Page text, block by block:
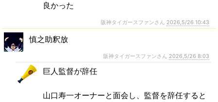
良かった
阪神タイガースファンさん 2026,5/26 10:43
慎之助釈放
阪神タイガースファンさん 2026,5/26 8:03
巨人監督が辞任
山口寿一オーナーと面会し、監督を辞任すると